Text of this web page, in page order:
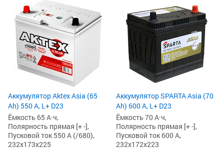
Аккумулятор Aktex Asia (65
Ah) 550 А, L+ D23
Ёмкость 65 А·ч,
Полярность прямая [+ -],
Пусковой ток 550 А (/680),
232x173x225
Аккумулятор SPARTA Asia (70
Ah) 600 А, L+ D23
Ёмкость 70 А·ч,
Полярность прямая [+ -],
Пусковой ток 600 А,
232x172x223